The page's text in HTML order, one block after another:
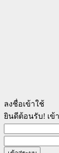
ลงชื่อเข้าใช้
ยินดีต้อนรับ! เ